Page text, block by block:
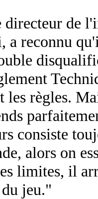
directeur de
a reconnu
les règles.
consiste
alors on
limites, il
jeu."